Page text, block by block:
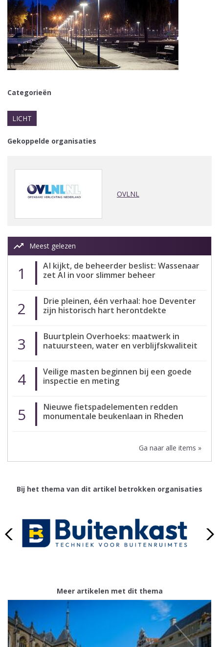
Categorieën
LICHT
Gekoppelde organisaties
OVLNL
trending_up Meest gelezen
1
AI kijkt, de beheerder beslist: Wassenaar
zet AI in voor slimmer beheer
2
Drie pleinen, één verhaal: hoe Deventer
zijn historisch hart herontdekte
3
Buurtplein Overhoeks: maatwerk in
natuursteen, water en verblijfskwaliteit
4
Veilige masten beginnen bij een goede
inspectie en meting
5
Nieuwe fietspadelementen redden
monumentale beukenlaan in Rheden
Ga naar alle items »
Bij het thema van dit artikel betrokken organisaties
Meer artikelen met dit thema